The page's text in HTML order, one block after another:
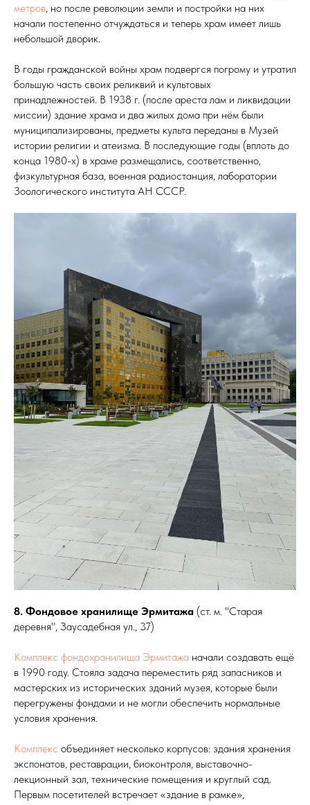
метров, но после революции земли и постройки на них
начали постепенно отчуждаться и теперь храм имеет лишь
небольшой дворик.
В годы гражданской войны храм подвергся погрому и утратил
большую часть своих реликвий и культовых
принадлежностей. В 1938 г. (после ареста лам и ликвидации
миссии) здание храма и два жилых дома при нём были
муниципализированы, предметы культа переданы в Музей
истории религии и атеизма. В последующие годы (вплоть до
конца 1980-х) в храме размещались, соответственно,
физкультурная база, военная радиостанция, лаборатории
Зоологического института АН СССР.
8. Фондовое хранилище Эрмитажа (ст. м. "Старая
деревня", Заусадебная ул., 37)
Комплекс фондохранилища Эрмитажа начали создавать ещё
в 1990 году. Стояла задача переместить ряд запасников и
мастерских из исторических зданий музея, которые были
перегружены фондами и не могли обеспечить нормальные
условия хранения.
Комплекс объединяет несколько корпусов: здания хранения
экспонатов, реставрации, биоконтроля, выставочно-
лекционный зал, технические помещения и круглый сад.
Первым посетителей встречает «здание в рамке»,